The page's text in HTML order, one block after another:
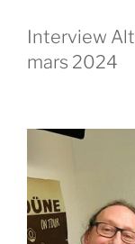
Interview
mars 2024